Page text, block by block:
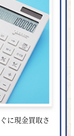
に現金買取さ